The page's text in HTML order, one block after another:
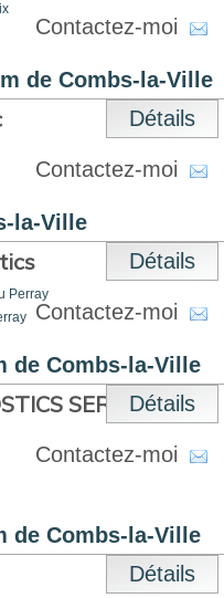
de Combs-la-Ville
Contactez-moi
la-Ville
Détails
Contactez-moi
Perray
de Combs-la-Ville
Détails
Contactez-moi
SERVICE
de Combs-la-Ville
Détails
Contactez-moi
Détails